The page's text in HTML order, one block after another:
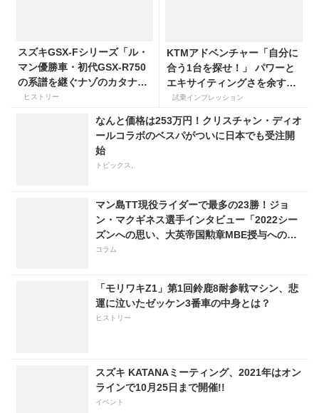
スズキGSX-Fシリーズ「ル・
マン優勝車・初代GSX-R750
の系譜を継ぐナゾのカタナ」
とは？
ヒストリー
KTMアドベンチャー「自分に
合う1台を探せ！」 パワーと
エキサイティングさを余すこ
となく使い切れる・390アド
試乗インプレッション
なんと価格は253万円！クリスチャン・ディオ
ールコラボのベスパがついに日本でも受注開
始
トピックス,
マン島TT現役ライダーで最多の23勝！ジョ
ン・マクギネス選手インタビュー「2022シー
ズンへの思い、大英帝国勲章MBE授与への感
慨」
コラム
「モリワキZ1」第1回鈴鹿8耐参戦マシン、悲
運に泣いたゼッケン3番車の中身とは？
ヒストリー
スズキ KATANAミーティング、2021年はオン
ラインで10月25日まで開催!!
イベント